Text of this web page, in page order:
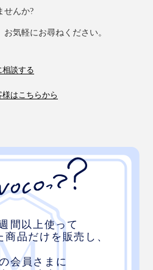
せんか?
気軽にお尋ねください。
相談する
はこちらから